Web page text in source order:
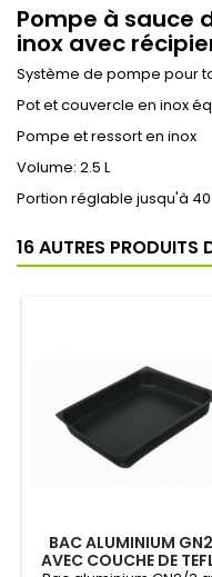
Pompe à sauce
inox avec
Système de pompe pour
Pot et couvercle en inox
Pompe et ressort en inox
Volume: 2.5 L
Portion réglable jusqu'à
16 AUTRES PRODUITS
BAC ALUMINIUM
AVEC COUCHE DE